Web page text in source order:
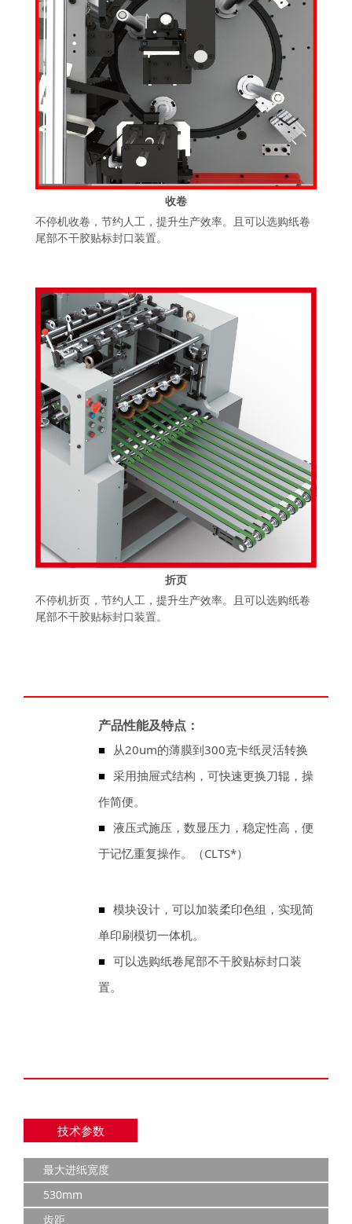
收卷
不停机收卷，节约人工，提升生产效率。且可以选购纸卷
尾部不干胶贴标封口装置。
折页
不停机折页，节约人工，提升生产效率。且可以选购纸卷
尾部不干胶贴标封口装置。
产品性能及特点：
■ 从20um的薄膜到300克卡纸灵活转换
■ 采用抽屉式结构，可快速更换刀辊，操
作简便。
■ 液压式施压，数显压力，稳定性高，便
于记忆重复操作。（CLTS*）
■ 模块设计，可以加装柔印色组，实现简
单印刷模切一体机。
■ 可以选购纸卷尾部不干胶贴标封口装
置。
技术参数
最大进纸宽度
530mm
齿距